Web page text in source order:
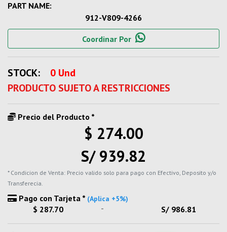
PART NAME:
912-V809-4266
Coordinar Por
STOCK:
0 Und
PRODUCTO SUJETO A RESTRICCIONES
Precio del Producto *
$ 274.00
S/ 939.82
* Condicion de Venta: Precio valido solo para pago con Efectivo, Deposito y/o
Transferecia.
Pago con Tarjeta * (Aplica +5%)
$ 287.70 - S/ 986.81